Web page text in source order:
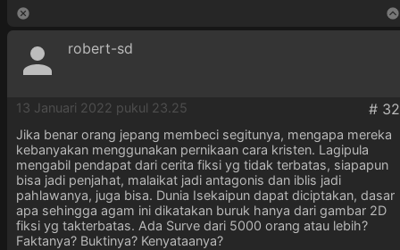
robert-sd
13 Januari 2022 pukul 23.25
Jika benar orang jepang membeci segitunya, mengapa mereka
kebanyakan menggunakan pernikaan cara kristen. Lagipula
mengabil pendapat dari cerita fiksi yg tidak terbatas, siapapun
bisa jadi penjahat, malaikat jadi antagonis dan iblis jadi
pahlawanya, juga bisa. Dunia Isekaipun dapat diciptakan, dasar
apa sehingga agam ini dikatakan buruk hanya dari gambar 2D
fiksi yg takterbatas. Ada Surve dari 5000 orang atau lebih?
Faktanya? Buktinya? Kenyataanya?